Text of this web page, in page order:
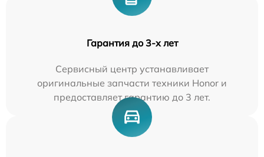
Гарантия до 3-х лет
Сервисный центр устанавливает
оригинальные запчасти техники Honor и
предоставляет гарантию до 3 лет.